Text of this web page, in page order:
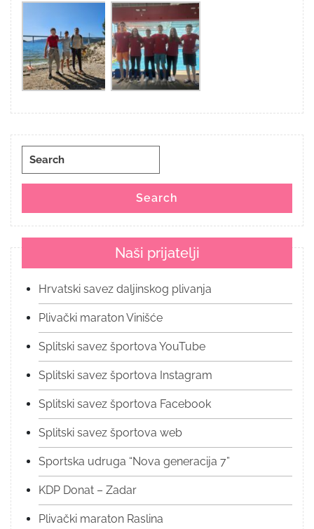
Search
Search
Naši prijatelji
Hrvatski savez daljinskog plivanja
Plivački maraton Vinišće
Splitski savez športova YouTube
Splitski savez športova Instagram
Splitski savez športova Facebook
Splitski savez športova web
Sportska udruga “Nova generacija 7”
KDP Donat – Zadar
Plivački maraton Raslina